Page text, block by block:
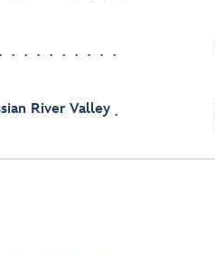
River Valley